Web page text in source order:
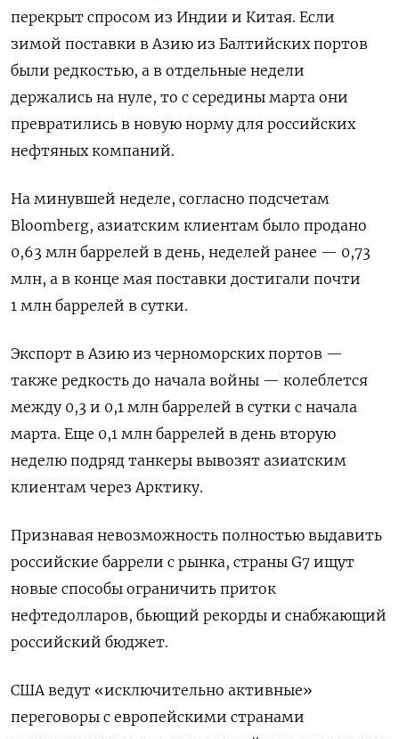
перекрыт спросом из Индии и Китая. Если
зимой поставки в Азию из Балтийских портов
были редкостью, а в отдельные недели
держались на нуле, то с середины марта они
превратились в новую норму для российских
нефтяных компаний.
На минувшей неделе, согласно подсчетам
Bloomberg, азиатским клиентам было продано
0,63 млн баррелей в день, неделей ранее — 0,73
млн, а в конце мая поставки достигали почти
1 млн баррелей в сутки.
Экспорт в Азию из черноморских портов —
также редкость до начала войны — колеблется
между 0,3 и 0,1 млн баррелей в сутки с начала
марта. Еще 0,1 млн баррелей в день вторую
неделю подряд танкеры вывозят азиатским
клиентам через Арктику.
Признавая невозможность полностью выдавить
российские баррели с рынка, страны G7 ищут
новые способы ограничить приток
нефтедолларов, бьющий рекорды и снабжающий
российский бюджет.
США ведут «исключительно активные»
переговоры с европейскими странами